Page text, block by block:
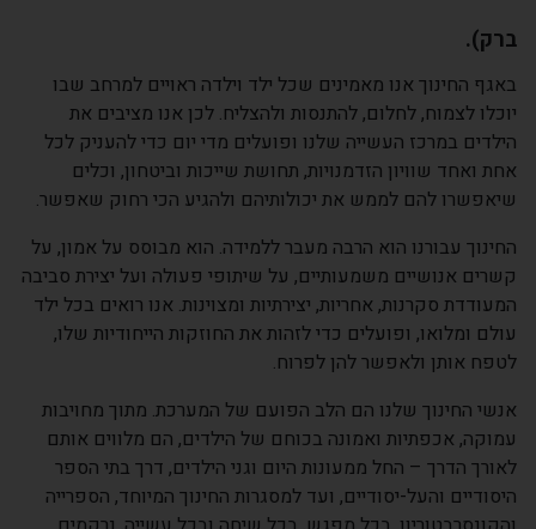
ברק).
באגף החינוך אנו מאמינים שכל ילד וילדה ראויים למרחב שבו
יוכלו לצמוח, לחלום, להתנסות ולהצליח. לכן אנו מציבים את
הילדים במרכז העשייה שלנו ופועלים מדי יום כדי להעניק לכל
אחת ואחד שוויון הזדמנויות, תחושת שייכות וביטחון, וכלים
שיאפשרו להם לממש את יכולותיהם ולהגיע הכי רחוק שאפשר.
החינוך עבורנו הוא הרבה מעבר ללמידה. הוא מבוסס על אמון, על
קשרים אנושיים משמעותיים, על שיתופי פעולה ועל יצירת סביבה
המעודדת סקרנות, אחריות, יצירתיות ומצוינות. אנו רואים בכל ילד
עולם ומלואו, ופועלים כדי לזהות את החוזקות הייחודיות שלו,
לטפח אותן ולאפשר להן לפרוח.
אנשי החינוך שלנו הם הלב הפועם של המערכת. מתוך מחויבות
עמוקה, אכפתיות ואמונה בכוחם של הילדים, הם מלווים אותם
לאורך הדרך – החל ממעונות היום וגני הילדים, דרך בתי הספר
היסודיים והעל-יסודיים, ועד למסגרות החינוך המיוחד, הספרייה